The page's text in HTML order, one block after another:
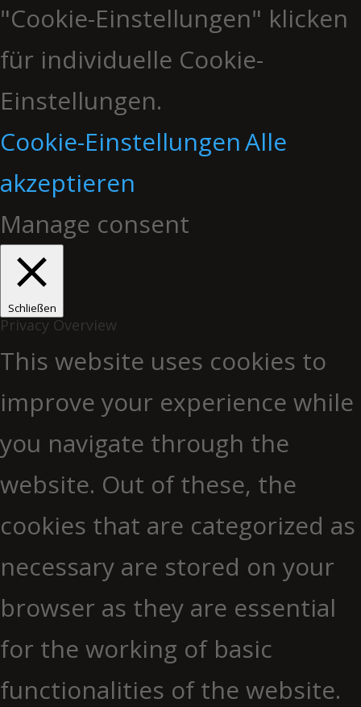
"Cookie-Einstellungen" klicken
für individuelle Cookie-
Einstellungen.
Cookie-EinstellungenAlle
akzeptieren
Manage consent
Schließen
Privacy Overview
This website uses cookies to
improve your experience while
you navigate through the
website. Out of these, the
cookies that are categorized as
necessary are stored on your
browser as they are essential
for the working of basic
functionalities of the website.